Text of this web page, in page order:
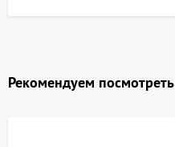
Рекомендуем посмотреть